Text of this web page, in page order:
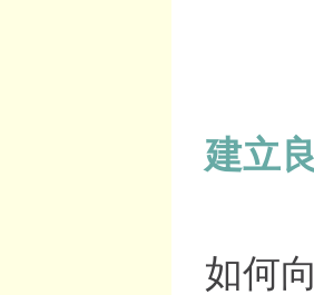
建立
如何